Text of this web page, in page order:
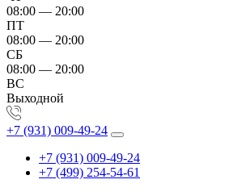
08:00 — 20:00
ПТ
08:00 — 20:00
СБ
08:00 — 20:00
ВС
Выходной
+7 (931) 009-49-24
+7 (931) 009-49-24
+7 (499) 254-54-61